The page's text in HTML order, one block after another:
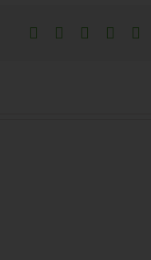
Facebook LinkedIn